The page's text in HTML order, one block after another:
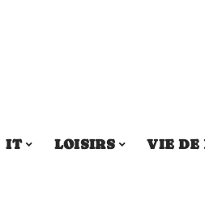
IT LOISIRS
VIE DE